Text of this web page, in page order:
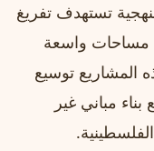
تستهدف تفريغ
مساحات واسعة
المشاريع توسيع
مباني غير